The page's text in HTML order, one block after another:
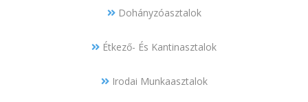
Dohányzóasztalok
Étkező- És Kantinasztalok
Irodai Munkaasztalok